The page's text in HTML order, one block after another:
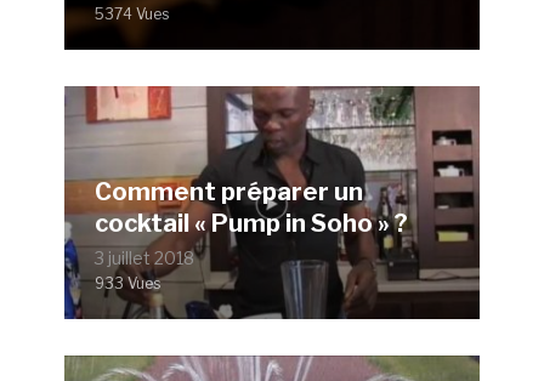
5374 Vues
Comment préparer un
cocktail « Pump in Soho » ?
3 juillet 2018
933 Vues